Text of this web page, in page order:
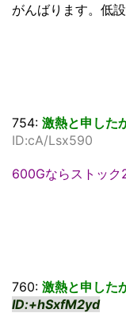
がんばります。低
754: 激熱と申した
ID:cA/Lsx590
600Gならストック
760: 激熱と申した
ID:+hSxfM2yd